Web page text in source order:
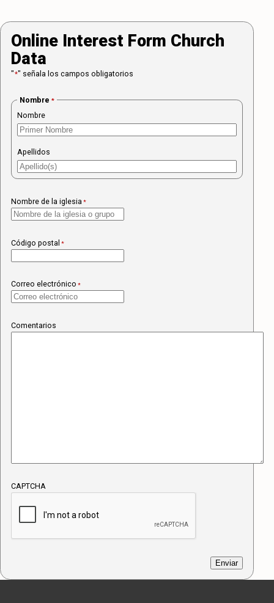
Online Interest Form Church
Data
"*" señala los campos obligatorios
Nombre *
Nombre
Apellidos
Nombre de la iglesia *
Código postal *
Correo electrónico *
Comentarios
CAPTCHA